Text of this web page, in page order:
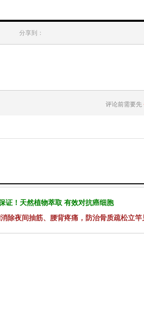
分享到：
评论前需要先
证！天然植物萃取 有效对抗癌细胞
除夜间抽筋、腰背疼痛，防治骨质疏松立竿